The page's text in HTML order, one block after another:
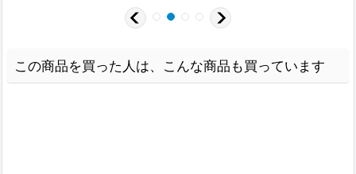
この商品を買った人は、こんな商品も買っています